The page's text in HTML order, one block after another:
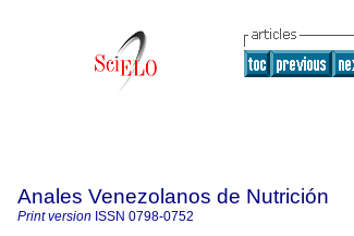
Anales Venezolanos de Nutrición
Print version ISSN 0798-0752